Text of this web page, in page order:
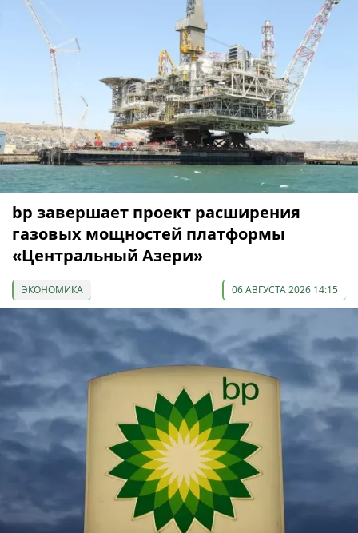
bp завершает проект расширения
газовых мощностей платформы
«Центральный Азери»
ЭКОНОМИКА 06 АВГУСТА 2026 14:15